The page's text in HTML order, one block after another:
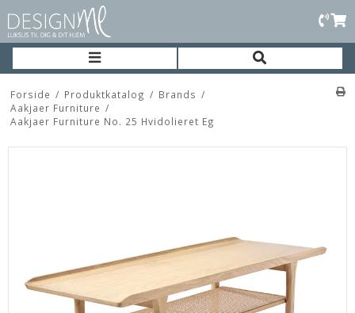
Forside / Produktkatalog / Brands /
Aakjaer Furniture /
Aakjaer Furniture No. 25 Hvidolieret Eg